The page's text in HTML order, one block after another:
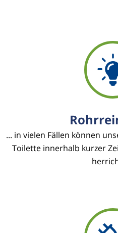
... in vielen Fällen können
Toilette innerhalb kurzer